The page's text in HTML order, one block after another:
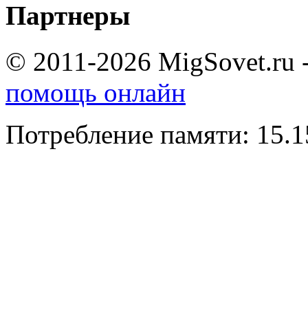
Партнеры
© 2011-2026 MigSovet.ru
помощь онлайн
Потребление памяти: